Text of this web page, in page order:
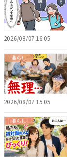
2026/08/07 16:05
暮らし
2026/08/07 15:05
暮らし